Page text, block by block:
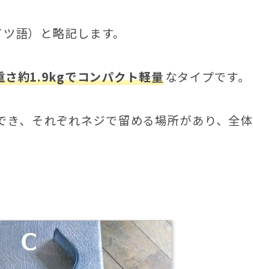
語）と略記します。
さ約1.9kgでコンパクト軽量なタイプです。
き、それぞれネジで留める場所があり、全体